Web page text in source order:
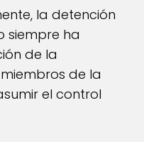
la detención
siempre ha
de la
de la
el control